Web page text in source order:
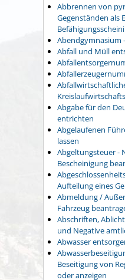
Abbrennen von
Gegenständen als
Abendgymnasium
Abfall und Müll
Abgabe für den
entrichten
Abgelaufenen
lassen
Abgeltungsteuer -
Bescheinigung
Aufteilung eines
Abmeldung /
Fahrzeug
Abschriften,
und Negative
Abwasser
Beseitigung von
oder anzeigen